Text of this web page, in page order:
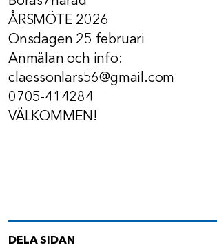
ÅRSMÖTE 2026
Onsdagen 25 februari
Anmälan och info:
claessonlars56@gmail.com
0705-414284
VÄLKOMMEN!
DELA SIDAN